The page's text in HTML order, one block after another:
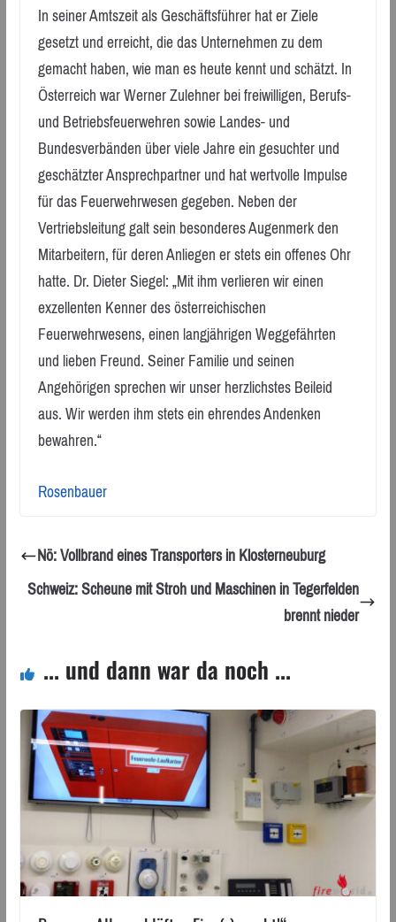
In seiner Amtszeit als Geschäftsführer hat er Ziele
gesetzt und erreicht, die das Unternehmen zu dem
gemacht haben, wie man es heute kennt und schätzt. In
Österreich war Werner Zulehner bei freiwilligen, Berufs-
und Betriebsfeuerwehren sowie Landes- und
Bundesverbänden über viele Jahre ein gesuchter und
geschätzter Ansprechpartner und hat wertvolle Impulse
für das Feuerwehrwesen gegeben. Neben der
Vertriebsleitung galt sein besonderes Augenmerk den
Mitarbeitern, für deren Anliegen er stets ein offenes Ohr
hatte. Dr. Dieter Siegel: „Mit ihm verlieren wir einen
exzellenten Kenner des österreichischen
Feuerwehrwesens, einen langjährigen Weggefährten
und lieben Freund. Seiner Familie und seinen
Angehörigen sprechen wir unser herzlichstes Beileid
aus. Wir werden ihm stets ein ehrendes Andenken
bewahren.“
Rosenbauer
Nö: Vollbrand eines Transporters in Klosterneuburg
Schweiz: Scheune mit Stroh und Maschinen in Tegerfelden
brennt nieder
... und dann war da noch ...